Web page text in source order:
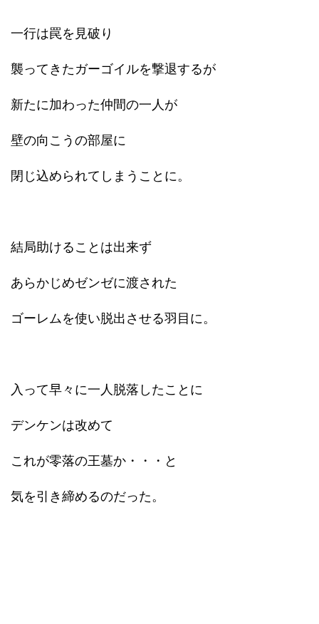
一行は罠を見破り
襲ってきたガーゴイルを撃退するが
新たに加わった仲間の一人が
壁の向こうの部屋に
閉じ込められてしまうことに。
結局助けることは出来ず
あらかじめゼンゼに渡された
ゴーレムを使い脱出させる羽目に。
入って早々に一人脱落したことに
デンケンは改めて
これが零落の王墓か・・・と
気を引き締めるのだった。